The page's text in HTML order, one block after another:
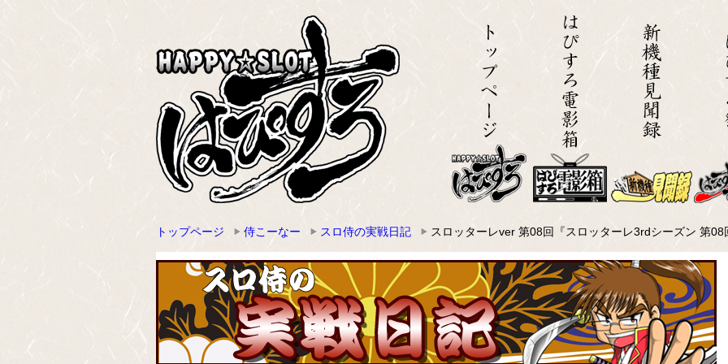
トップページ 侍こーなー スロ侍の実戦日記 スロッターレver 第08回『スロッターレ3rdシーズン 第08